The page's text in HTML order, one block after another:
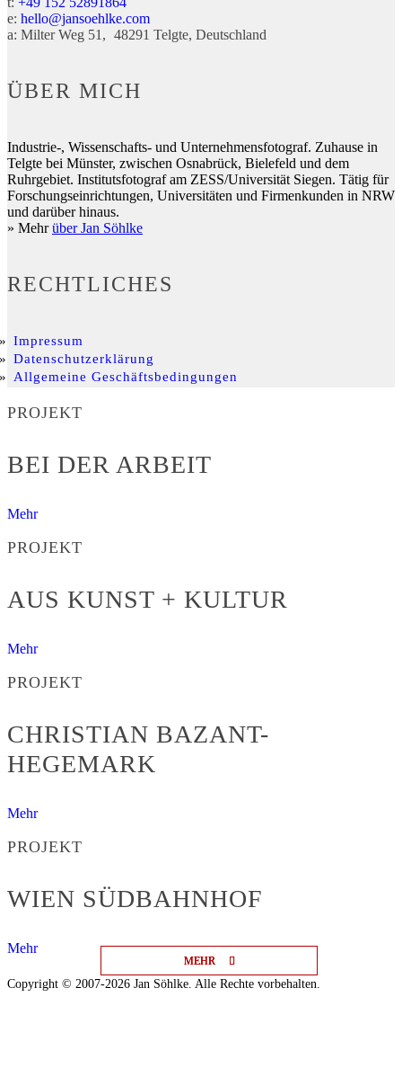
MEHR
MEHR
MEHR
e: hello@jansoehlke.com
a: Milter Weg 51 48291 Telgte Deutschland
ÜBER MICH
Industrie-, Wissenschafts- und Unternehmensfotograf. Zuhause in
Telgte bei Münster, zwischen Osnabrück, Bielefeld und dem
Ruhrgebiet. Institutsfotograf am ZESS/Universität Siegen. Tätig für
Forschungseinrichtungen, Universitäten und Firmenkunden in NRW
und darüber hinaus.
» Mehrüber Jan Söhlke
RECHTLICHES
Impressum
Datenschutzerklärung
Allgemeine Geschäftsbedingungen
PROJEKT
BEI DER ARBEIT
Mehr
PROJEKT
AUS KUNST + KULTUR
Mehr
PROJEKT
CHRISTIAN BAZANT-
HEGEMARK
Mehr
PROJEKT
WIEN SÜDBAHNHOF
Mehr
Copyright © 2007-2026 Jan Söhlke. Alle Rechte vorbehalten.